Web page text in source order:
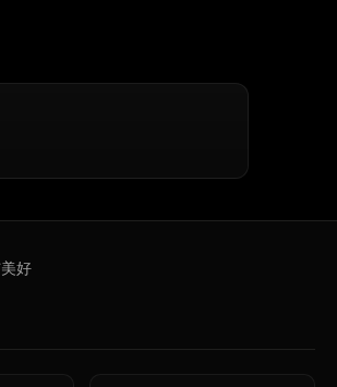
好